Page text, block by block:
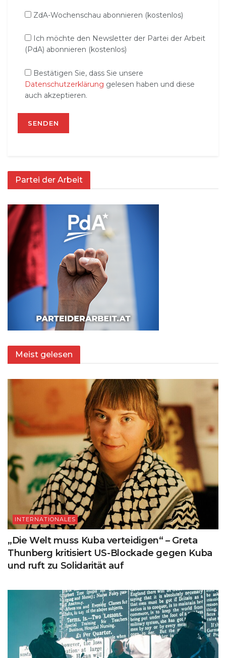
ZdA-Wochenschau abonnieren (kostenlos)
Ich möchte den Newsletter der Partei der Arbeit
(PdA) abonnieren (kostenlos)
Bestätigen Sie, dass Sie unsere
Datenschutzerklärung gelesen haben und diese
auch akzeptieren.
Partei der Arbeit
Meist gelesen
INTERNATIONALES
„Die Welt muss Kuba verteidigen“ – Greta
Thunberg kritisiert US-Blockade gegen Kuba
und ruft zu Solidarität auf